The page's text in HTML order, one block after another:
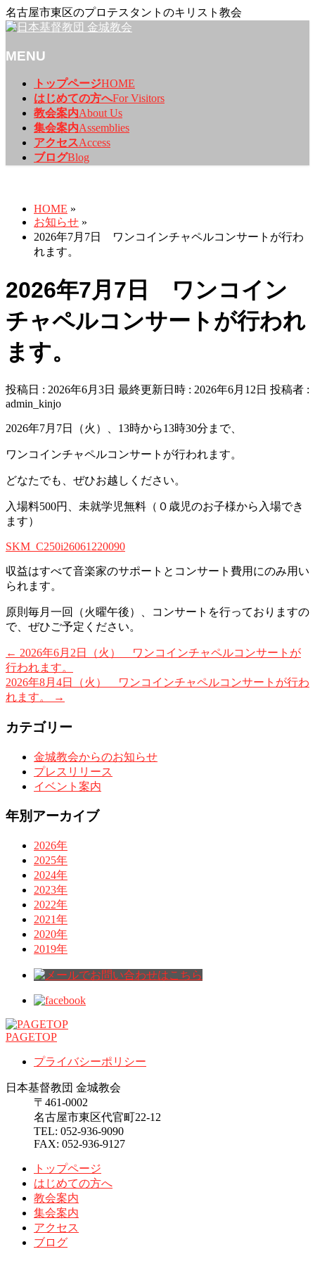
名古屋市東区のプロテスタントのキリスト教会
MENU
トップページHOME
はじめての方へFor Visitors
教会案内About Us
集会案内Assemblies
アクセスAccess
ブログBlog
HOME »
お知らせ »
2026年7月7日 ワンコインチャペルコンサートが行わ
れます。
2026年7月7日 ワンコイン
チャペルコンサートが行われ
ます。
投稿日 : 2026年6月3日 最終更新日時 : 2026年6月12日 投稿者 :
admin_kinjo
2026年7月7日（火）、13時から13時30分まで、
ワンコインチャペルコンサートが行われます。
どなたでも、ぜひお越しください。
入場料500円、未就学児無料（０歳児のお子様から入場でき
ます）
SKM_C250i26061220090
収益はすべて音楽家のサポートとコンサート費用にのみ用い
られます。
原則毎月一回（火曜午後）、コンサートを行っておりますの
で、ぜひご予定ください。
← 2026年6月2日（火） ワンコインチャペルコンサートが
行われます。
2026年8月4日（火） ワンコインチャペルコンサートが行わ
れます。
→
カテゴリー
金城教会からのお知らせ
プレスリリース
イベント案内
年別アーカイブ
2026年
2025年
2024年
2023年
2022年
2021年
2020年
2019年
PAGETOP
プライバシーポリシー
日本基督教団 金城教会
〒461-0002
名古屋市東区代官町22-12
TEL: 052-936-9090
FAX: 052-936-9127
トップページ
はじめての方へ
教会案内
集会案内
アクセス
ブログ